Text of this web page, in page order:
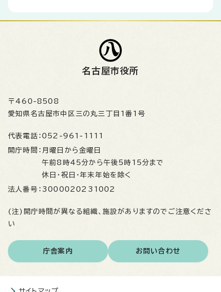
名古屋市役所
〒460-8508
愛知県名古屋市中区三の丸三丁目1番1号
代表電話： 052-961-1111
開庁時間： 月曜日から金曜日
午前8時45分から午後5時15分まで
休日・祝日・年末年始を除く
法人番号： 3000020231002
(注)開庁時間が異なる組織、施設がありますのでご注意くださ
い
庁舎案内 お問い合わせ